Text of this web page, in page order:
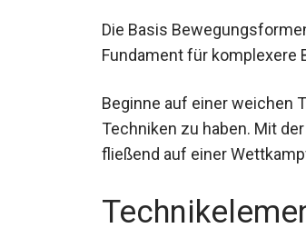
Die Basis
Fundament für komplexere
Beginne auf einer weichen
Techniken zu haben. Mit
fließend auf einer